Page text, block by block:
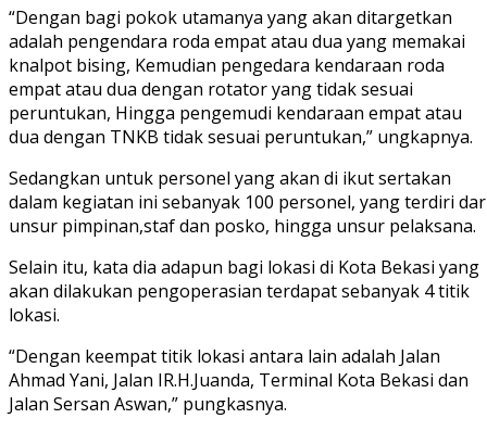
“Dengan bagi pokok utamanya yang akan ditargetkan
adalah pengendara roda empat atau dua yang memakai
knalpot bising, Kemudian pengedara kendaraan roda
empat atau dua dengan rotator yang tidak sesuai
peruntukan, Hingga pengemudi kendaraan empat atau
dua dengan TNKB tidak sesuai peruntukan,” ungkapnya.
Sedangkan untuk personel yang akan di ikut sertakan
dalam kegiatan ini sebanyak 100 personel, yang terdiri
unsur pimpinan,staf dan posko, hingga unsur pelaksana.
Selain itu, kata dia adapun bagi lokasi di Kota Bekasi yang
akan dilakukan pengoperasian terdapat sebanyak 4 titik
lokasi.
“Dengan keempat titik lokasi antara lain adalah Jalan
Ahmad Yani, Jalan IR.H.Juanda, Terminal Kota Bekasi dan
Jalan Sersan Aswan,” pungkasnya.